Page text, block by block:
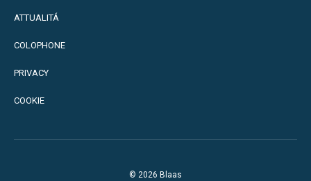
ATTUALITÁ
COLOPHONE
PRIVACY
COOKIE
© 2026 Blaas